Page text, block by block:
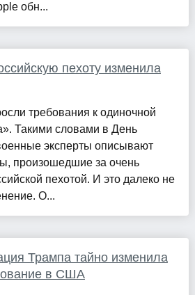
обн...
пехоту изменила
требования к одиночной
Такими словами в День
эксперты описывают
произошедшие за очень
пехотой. И это далеко не
О...
Трампа тайно изменила
в США